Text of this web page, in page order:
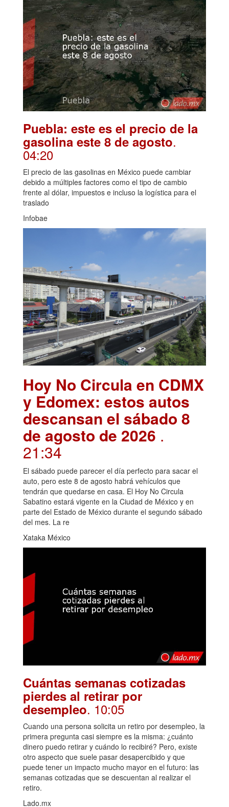
Puebla: este es el precio de la
gasolina este 8 de agosto.
04:20
El precio de las gasolinas en México puede cambiar
debido a múltiples factores como el tipo de cambio
frente al dólar, impuestos e incluso la logística para el
traslado
Infobae
Hoy No Circula en CDMX
y Edomex: estos autos
descansan el sábado 8
de agosto de 2026 .
21:34
El sábado puede parecer el día perfecto para sacar el
auto, pero este 8 de agosto habrá vehículos que
tendrán que quedarse en casa. El Hoy No Circula
Sabatino estará vigente en la Ciudad de México y en
parte del Estado de México durante el segundo sábado
del mes. La re
Xataka México
Cuántas semanas cotizadas
pierdes al retirar por
desempleo. 10:05
Cuando una persona solicita un retiro por desempleo, la
primera pregunta casi siempre es la misma: ¿cuánto
dinero puedo retirar y cuándo lo recibiré? Pero, existe
otro aspecto que suele pasar desapercibido y que
puede tener un impacto mucho mayor en el futuro: las
semanas cotizadas que se descuentan al realizar el
retiro.
Lado.mx